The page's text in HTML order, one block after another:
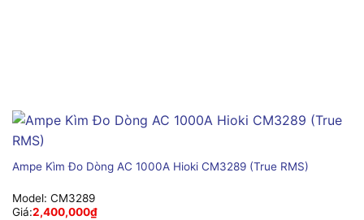
Ampe Kìm Đo Dòng AC 1000A Hioki CM3289 (True RMS)
Model: CM3289
Giá:2,400,000₫